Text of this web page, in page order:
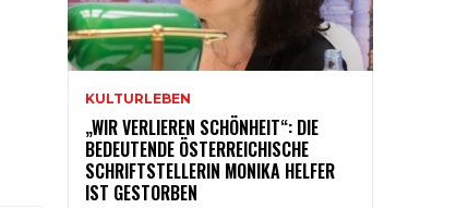
KULTURLEBEN
„WIR VERLIEREN SCHÖNHEIT“: DIE
BEDEUTENDE ÖSTERREICHISCHE
SCHRIFTSTELLERIN MONIKA HELFER
IST GESTORBEN